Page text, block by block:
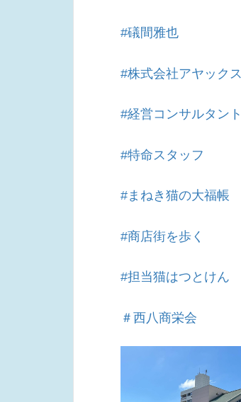
#礒間雅也
#株式会社アヤックス
#経営コンサルタント
#特命スタッフ
#まねき猫の大福帳
#商店街を歩く
#担当猫はつとけん
＃西八商栄会